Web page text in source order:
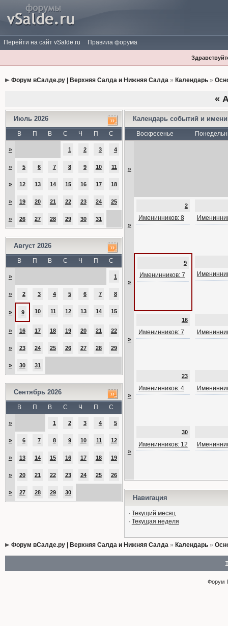
Перейти на сайт vSalde.ru Правила форума
Форум вСалде.ру | Верхняя Салда и Нижняя Салда» Календарь»
«
Июль 2026
В П В С Ч П С
» 1 2 3 4
» 5 6 7 8 9 10 11
» 12 13 14 15 16 17 18
» 19 20 21 22 23 24 25
» 26 27 28 29 30 31
Август 2026
В П В С Ч П С
» 1
» 2 3 4 5 6 7 8
» 9 10 11 12 13 14 15
» 16 17 18 19 20 21 22
» 23 24 25 26 27 28 29
» 30 31
Сентябрь 2026
В П В С Ч П С
» 1 2 3 4 5
» 6 7 8 9 10 11 12
» 13 14 15 16 17 18 19
» 20 21 22 23 24 25 26
» 27 28 29 30
Календарь событий и
Воскресенье
»
»
2
Именинников: 8
»
9
Именинников: 7
»
16
Именинников: 7
»
23
Именинников: 4
»
30
Именинников: 12
Навигация
· Текущий месяц
· Текущая неделя
Форум вСалде.ру | Верхняя Салда и Нижняя Салда» Календарь»
Форум